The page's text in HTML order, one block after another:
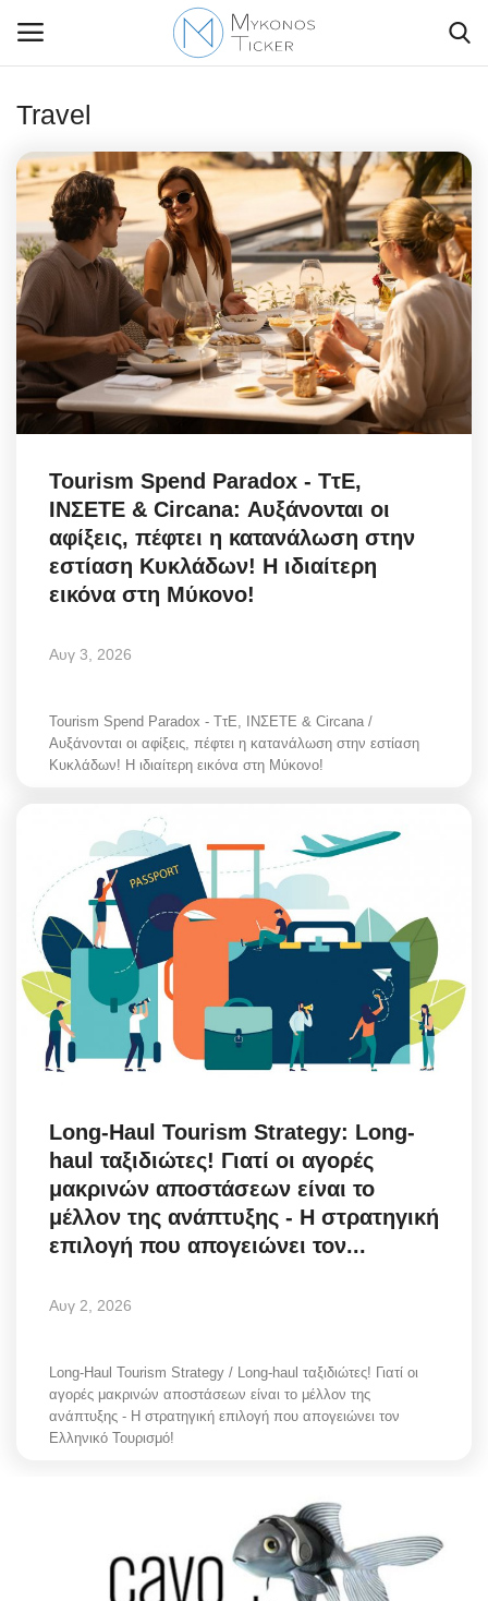
Contact Us
Politique
Business
Travel
World
Style Adorés
Entertainment
Mykonos Ticker TV
Sustainability
In Pictures
Science & Tech
Aegean Islands
Σεβασμιώτατος Δωρόθεος Β’
Cost Of Living Crisis
Opinion + Analysis
All News
Travel
Tourism Spend Paradox - ΤτΕ,
ΙΝΣΕΤΕ & Circana: Αυξάνονται οι
αφίξεις, πέφτει η κατανάλωση στην
εστίαση Κυκλάδων! Η ιδιαίτερη
εικόνα στη Μύκονο!
Αυγ 3, 2026
Tourism Spend Paradox - ΤτΕ, ΙΝΣΕΤΕ & Circana /
Αυξάνονται οι αφίξεις, πέφτει η κατανάλωση στην εστίαση
Κυκλάδων! Η ιδιαίτερη εικόνα στη Μύκονο!
Long-Haul Tourism Strategy: Long-
haul ταξιδιώτες! Γιατί οι αγορές
μακρινών αποστάσεων είναι το
μέλλον της ανάπτυξης - Η στρατηγική
επιλογή που απογειώνει τον...
Αυγ 2, 2026
Long-Haul Tourism Strategy / Long-haul ταξιδιώτες! Γιατί οι
αγορές μακρινών αποστάσεων είναι το μέλλον της
ανάπτυξης - Η στρατηγική επιλογή που απογειώνει τον
Ελληνικό Τουρισμό!